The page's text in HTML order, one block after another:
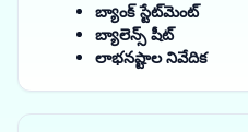
బ్యాంక్ స్టేట్‌మెంట్
బ్యాలెన్స్ షీట్
లాభనష్టాల నివేదిక